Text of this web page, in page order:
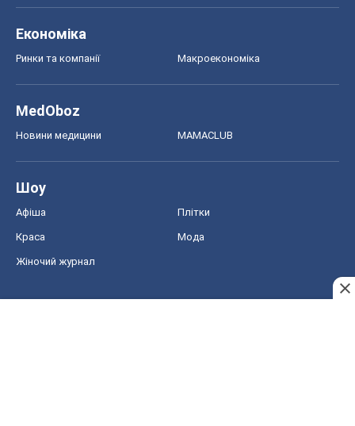
Економіка
Ринки та компанії Макроекономіка
MedOboz
Новини медицини MAMACLUB
Шоу
Афіша Плітки
Краса Мода
Жіночий журнал